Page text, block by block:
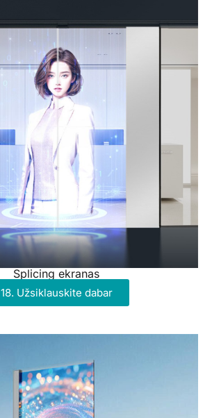
Splicing ekranas
18. Užsiklauskite dabar